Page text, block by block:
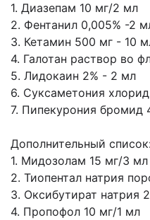
1. Диазепам 10 мг/2 мл
2. Фентанил 0,005% -2
3. Кетамин 500 мг - 10
4. Галотан раствор во
5. Лидокаин 2% - 2 мл
6. Суксаметония
7. Пипекурония бромид
Дополнительный
1. Мидозолам 15 мг/3 мл
2. Тиопентал натрия
3. Оксибутират натрия
4. Пропофол 10 мг/1 мл